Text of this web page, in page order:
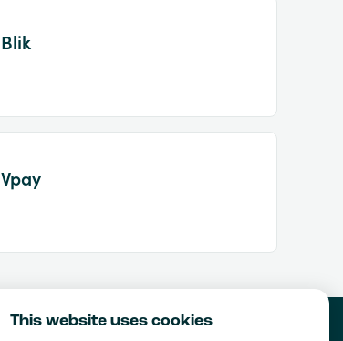
This website uses cookies
Blik
Vpay